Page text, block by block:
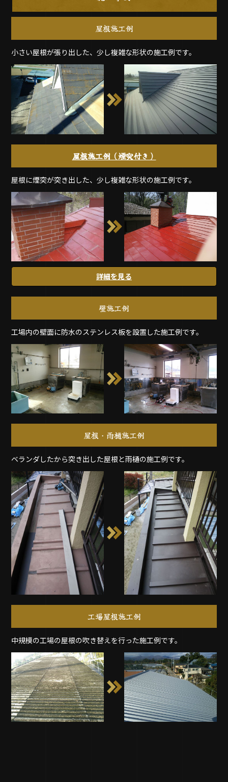
屋根施工例
小さい屋根が張り出した、少し複雑な形状の施工例です。
屋根施工例（煙突付き）
屋根に煙突が突き出した、少し複雑な形状の施工例です。
詳細を見る
壁施工例
工場内の壁面に防水のステンレス板を設置した施工例です。
屋根・雨樋施工例
ベランダしたから突き出した屋根と雨樋の施工例です。
工場屋根施工例
中規模の工場の屋根の吹き替えを行った施工例です。